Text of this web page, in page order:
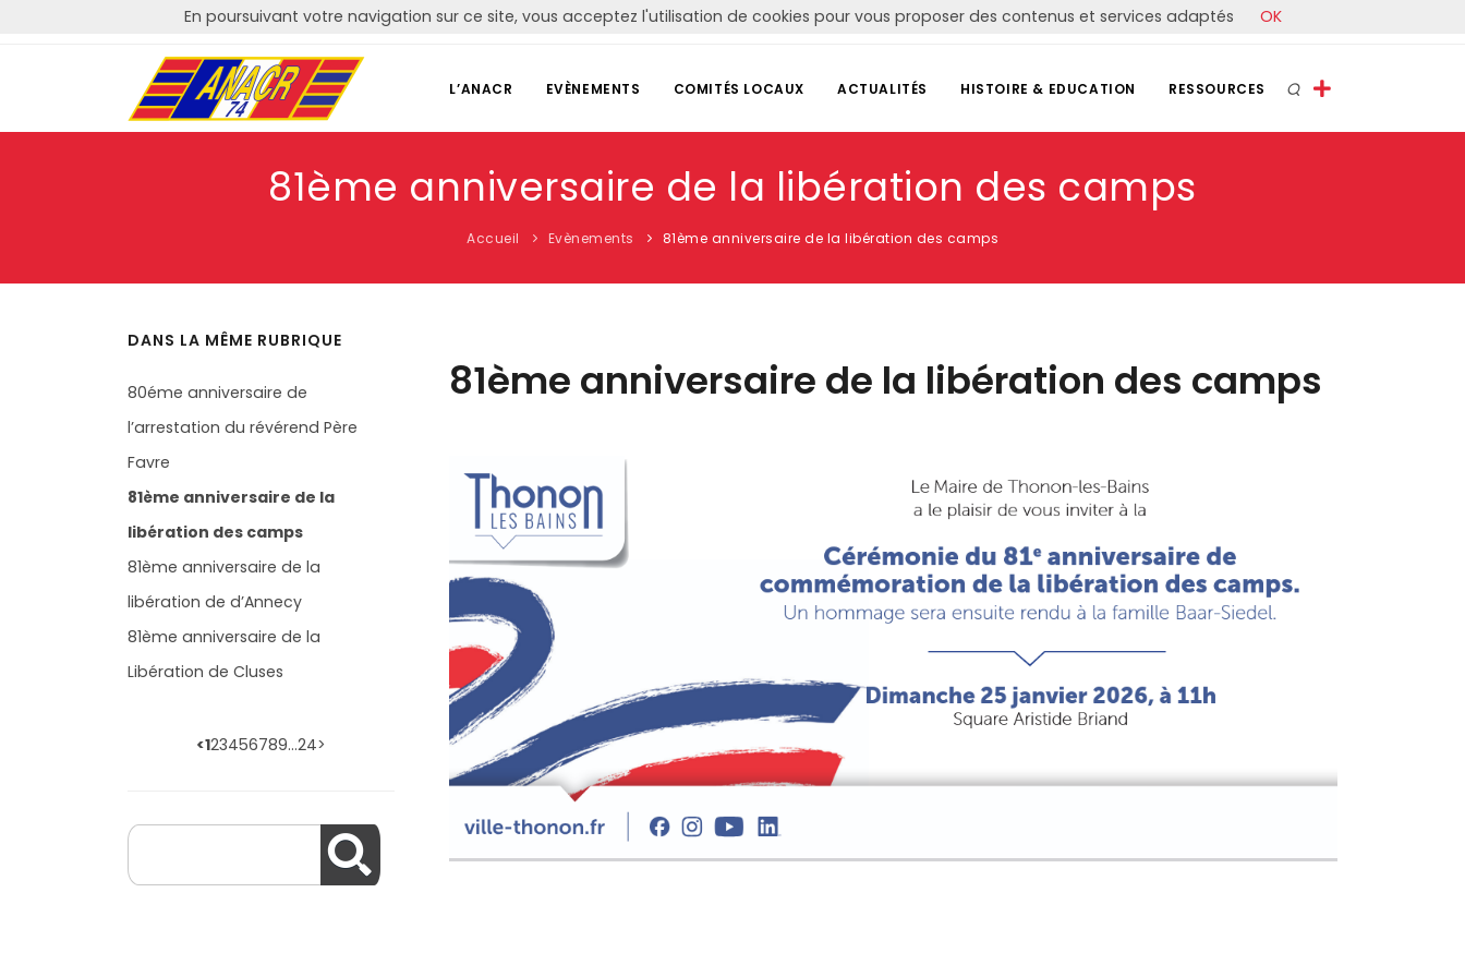
Courriel: contact@anacr74.fr
L’ANACR EVÈNEMENTS COMITÉS LOCAUX ACTUALITÉS HISTOIRE & EDUCATION RESSOURCES
81ème anniversaire de la libération des camps
Accueil Evènements 81ème anniversaire de la libération des camps
81ème anniversaire de la libération des camps
DANS LA MÊME RUBRIQUE
80éme anniversaire de
l’arrestation du révérend Père
Favre
81ème anniversaire de la
libération des camps
81ème anniversaire de la
libération de d’Annecy
81ème anniversaire de la
Libération de Cluses
<123456789…24>
En poursuivant votre navigation sur ce site, vous acceptez l'utilisation de cookies pour vous proposer des contenus et services adaptés OK